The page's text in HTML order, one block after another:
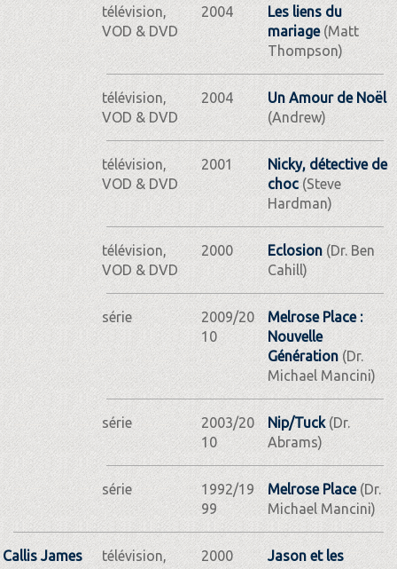
télévision,
VOD & DVD
2004
Les liens du
mariage(Matt
Thompson)
télévision,
VOD & DVD
2004
Un Amour de Noël
(Andrew)
télévision,
VOD & DVD
2001
Nicky, détective de
choc(Steve
Hardman)
télévision,
VOD & DVD
2000 Eclosion(Dr. Ben
Cahill)
série
2009/20
10
Melrose Place :
Nouvelle
Génération(Dr.
Michael Mancini)
série
2003/20
10
Nip/Tuck(Dr.
Abrams)
série
1992/19
99
Melrose Place(Dr.
Michael Mancini)
Callis James
télévision,
2000
Jason et les